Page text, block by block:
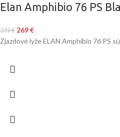
Elan Amphibio 76 PS
349€ 269€
Zjazdové lyže ELAN Amphibio 76 PS